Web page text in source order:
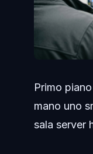
Primo
mano uno
sala server